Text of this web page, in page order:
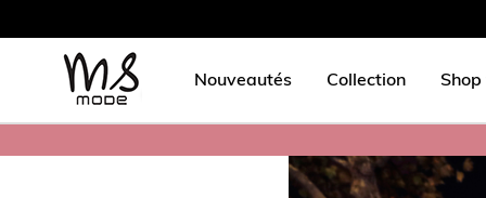
Nouveautés Collection